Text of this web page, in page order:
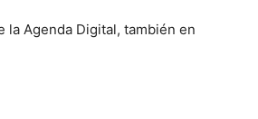
la Agenda Digital, también en